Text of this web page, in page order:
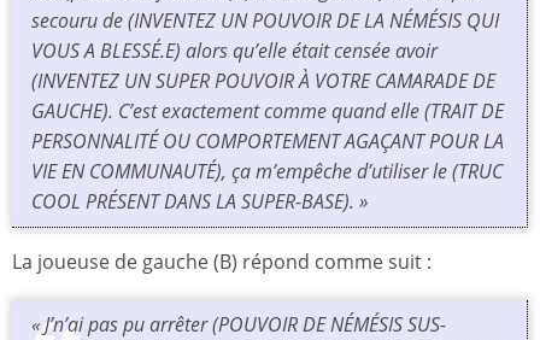
secouru de (INVENTEZ UN POUVOIR DE LA NÉMÉSIS QUI
VOUS A BLESSÉ.E) alors qu’elle était censée avoir
(INVENTEZ UN SUPER POUVOIR À VOTRE CAMARADE DE
GAUCHE). C’est exactement comme quand elle (TRAIT DE
PERSONNALITÉ OU COMPORTEMENT AGAÇANT POUR LA
VIE EN COMMUNAUTÉ), ça m’empêche d’utiliser le (TRUC
COOL PRÉSENT DANS LA SUPER-BASE). »
La joueuse de gauche (B) répond comme suit :
« J’n’ai pas pu arrêter (POUVOIR DE NÉMÉSIS SUS-